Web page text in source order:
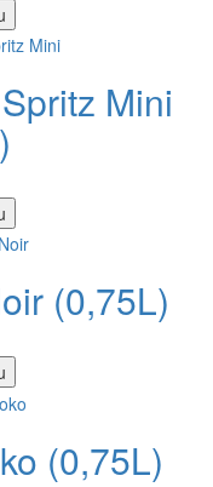
Mini
(0,75L)
(0,75L)